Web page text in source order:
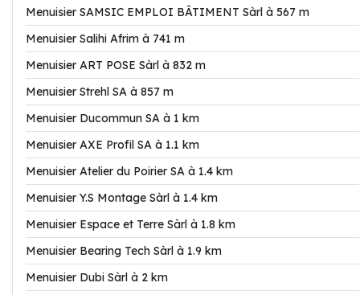
Menuisier SAMSIC EMPLOI BÂTIMENT Sàrl à 567 m
Menuisier Salihi Afrim à 741 m
Menuisier ART POSE Sàrl à 832 m
Menuisier Strehl SA à 857 m
Menuisier Ducommun SA à 1 km
Menuisier AXE Profil SA à 1.1 km
Menuisier Atelier du Poirier SA à 1.4 km
Menuisier Y.S Montage Sàrl à 1.4 km
Menuisier Espace et Terre Sàrl à 1.8 km
Menuisier Bearing Tech Sàrl à 1.9 km
Menuisier Dubi Sàrl à 2 km